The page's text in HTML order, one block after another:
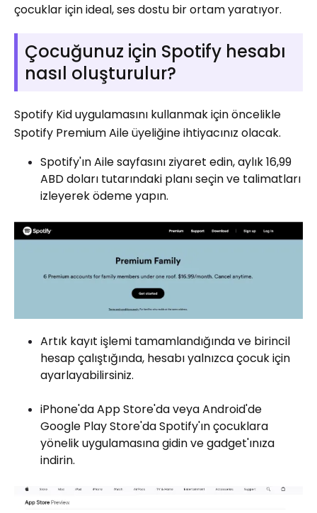
çocuklar için ideal, ses dostu bir ortam yaratıyor.
Çocuğunuz için Spotify hesabı
nasıl oluşturulur?
Spotify Kid uygulamasını kullanmak için öncelikle
Spotify Premium Aile üyeliğine ihtiyacınız olacak.
Spotify'ın Aile sayfasını ziyaret edin, aylık 16,99
ABD doları tutarındaki planı seçin ve talimatları
izleyerek ödeme yapın.
Artık kayıt işlemi tamamlandığında ve birincil
hesap çalıştığında, hesabı yalnızca çocuk için
ayarlayabilirsiniz.
iPhone'da App Store'da veya Android'de
Google Play Store'da Spotify'ın çocuklara
yönelik uygulamasına gidin ve gadget'ınıza
indirin.